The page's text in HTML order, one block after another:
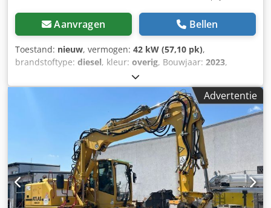
Aanvragen Bellen
Toestand: nieuw, vermogen: 42 kW (57,10 pk),
brandstoftype: diesel, kleur: overig, Bouwjaar: 2023,
, Uitrusting:airconditioning
Wiel Leeggewicht: 6.171 kg Afmetingen (L x B x H): 612 x
192 x 295 cm Motortype: Bobcat DM02VB Cjdpfxjzl S N Ss
Apmjrf Maximale reikwijdte: 640 cm CE-markering: ja
Algemene staat: zeer goed Technische staat: zeer goed
Visuele staat: zeer goed = Verdere opties en accessoires = -
Werkverlichting - Ventilator - Hamer-/sorteerfunctie -
Radio/Bluetooth - Draaifunctie - Schuifblad - Verwarmde
stoel - Twee snelheden = Opmerkingen = Aandrijflijn
Emissieniveau: Stage V / Tier IV final Algemeen
Productieland: Zuid-Korea
Advertentie